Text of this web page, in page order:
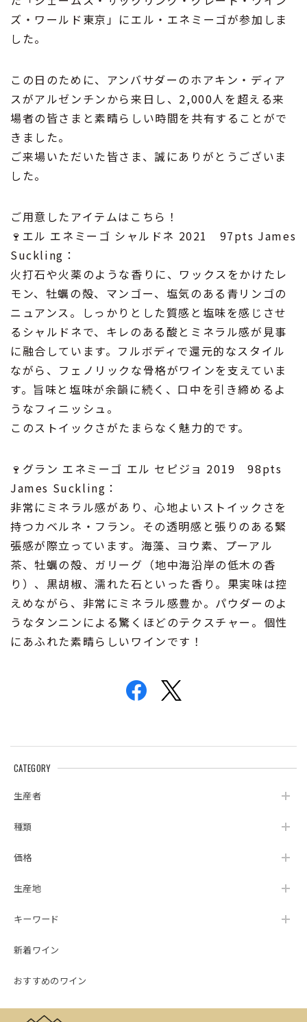
ズ・ワールド東京」にエル・エネミーゴが参加しま
した。
この日のために、アンバサダーのホアキン・ディア
スがアルゼンチンから来日し、2,000人を超える来
場者の皆さまと素晴らしい時間を共有することがで
きました。
ご来場いただいた皆さま、誠にありがとうございま
した。
ご用意したアイテムはこちら！
🍷エル エネミーゴ シャルドネ 2021 97pts James
Suckling：
火打石や火薬のような香りに、ワックスをかけたレ
モン、牡蠣の殻、マンゴー、塩気のある青リンゴの
ニュアンス。しっかりとした質感と塩味を感じさせ
るシャルドネで、キレのある酸とミネラル感が見事
に融合しています。フルボディで還元的なスタイル
ながら、フェノリックな骨格がワインを支えていま
す。旨味と塩味が余韻に続く、口中を引き締めるよ
うなフィニッシュ。
このストイックさがたまらなく魅力的です。
🍷グラン エネミーゴ エル セピジョ 2019 98pts
James Suckling：
非常にミネラル感があり、心地よいストイックさを
持つカベルネ・フラン。その透明感と張りのある緊
張感が際立っています。海藻、ヨウ素、プーアル
茶、牡蠣の殻、ガリーグ（地中海沿岸の低木の香
り）、黒胡椒、濡れた石といった香り。果実味は控
えめながら、非常にミネラル感豊か。パウダーのよ
うなタンニンによる驚くほどのテクスチャー。個性
にあふれた素晴らしいワインです！
CATEGORY
生産者
種類
価格
生産地
キーワード
新着ワイン
おすすめのワイン